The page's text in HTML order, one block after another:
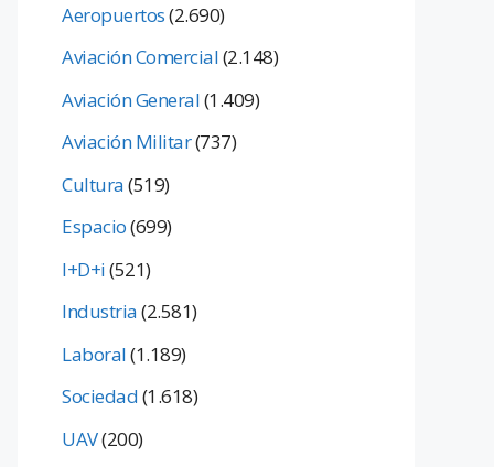
Aeropuertos(2.690)
Aviación Comercial(2.148)
Aviación General(1.409)
Aviación Militar(737)
Cultura(519)
Espacio(699)
I+D+i(521)
Industria(2.581)
Laboral(1.189)
Sociedad(1.618)
UAV(200)